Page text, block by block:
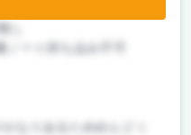
し
ノート持ち込み不可
なりあるためめんどく